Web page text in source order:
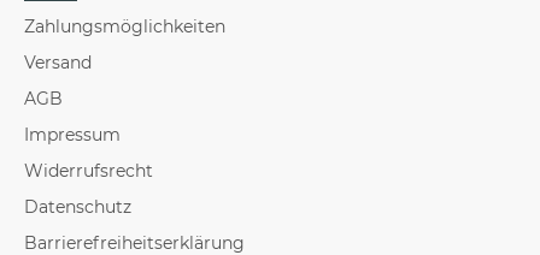
Zahlungsmöglichkeiten
Versand
AGB
Impressum
Widerrufsrecht
Datenschutz
Barrierefreiheitserklärung